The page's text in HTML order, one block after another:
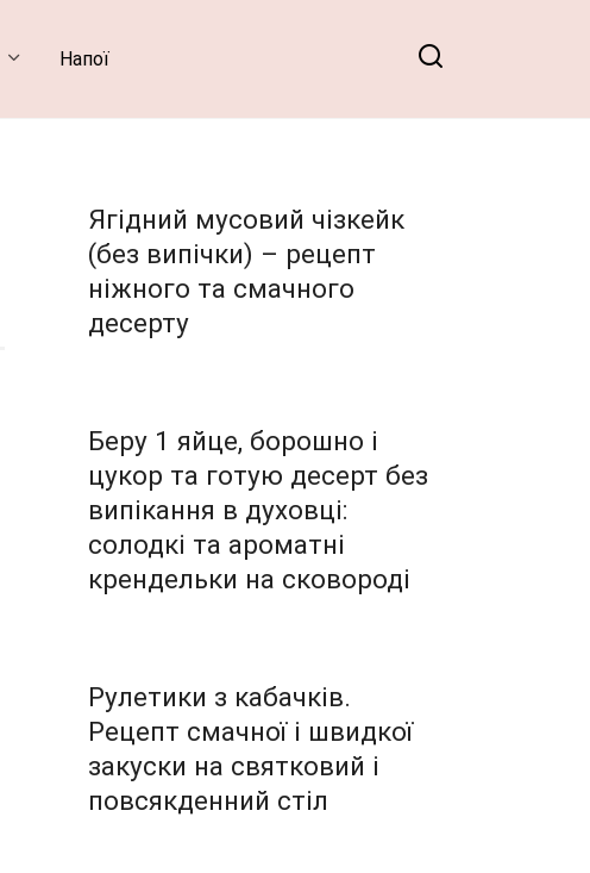
Напої
Ягідний мусовий чізкейк
(без випічки) – рецепт
ніжного та смачного
десерту
Беру 1 яйце, борошно і
цукор та готую десерт без
випікання в духовці:
солодкі та ароматні
крендельки на сковороді
Рулетики з кабачків.
Рецепт смачної і швидкої
закуски на святковий і
повсякденний стіл